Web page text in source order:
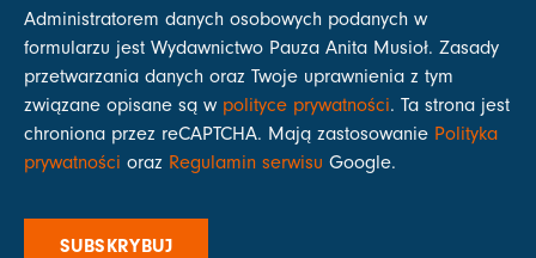
Administratorem danych osobowych podanych w
formularzu jest Wydawnictwo Pauza Anita Musioł. Zasady
przetwarzania danych oraz Twoje uprawnienia z tym
związane opisane są w polityce prywatności. Ta strona jest
chroniona przez reCAPTCHA. Mają zastosowanie Polityka
prywatności oraz Regulamin serwisu Google.
SUBSKRYBUJ